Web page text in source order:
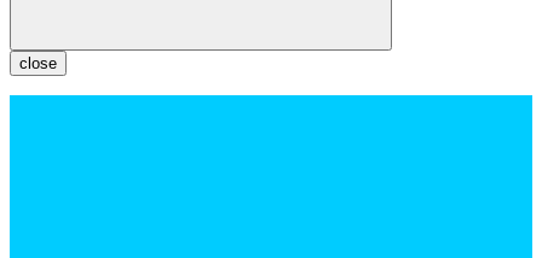
close